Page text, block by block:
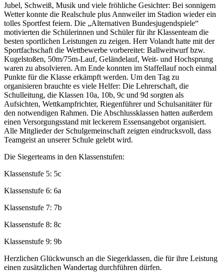
Jubel, Schweiß, Musik und viele fröhliche Gesichter: Bei sonnigem
Wetter konnte die Realschule plus Annweiler im Stadion wieder ein
tolles Sportfest feiern. Die „Alternativen Bundesjugendspiele“
motivierten die Schülerinnen und Schüler für ihr Klassenteam die
besten sportlichen Leistungen zu zeigen. Herr Volandt hatte mit der
Sportfachschaft die Wettbewerbe vorbereitet: Ballweitwurf bzw.
Kugelstoßen, 50m/75m-Lauf, Geländelauf, Weit- und Hochsprung
waren zu absolvieren. Am Ende konnten im Staffellauf noch einmal
Punkte für die Klasse erkämpft werden. Um den Tag zu
organisieren brauchte es viele Helfer: Die Lehrerschaft, die
Schulleitung, die Klassen 10a, 10b, 9c und 9d sorgten als
Aufsichten, Wettkampfrichter, Riegenführer und Schulsanitäter für
den notwendigen Rahmen. Die Abschlussklassen hatten außerdem
einen Versorgungsstand mit leckerem Essensangebot organisiert.
Alle Mitglieder der Schulgemeinschaft zeigten eindrucksvoll, dass
Teamgeist an unserer Schule gelebt wird.
Die Siegerteams in den Klassenstufen:
Klassenstufe 5: 5c
Klassenstufe 6: 6a
Klassenstufe 7: 7b
Klassenstufe 8: 8c
Klassenstufe 9: 9b
Herzlichen Glückwunsch an die Siegerklassen, die für ihre Leistung
einen zusätzlichen Wandertag durchführen dürfen.